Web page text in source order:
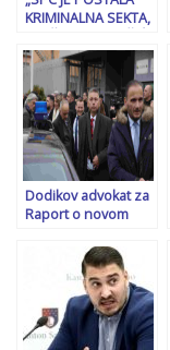
KRIMINALNA SEKTA,
I TEBI…“: Burne
reakcije nakon
istupa Milorada
Dodika…
Dodikov advokat za
Raport o novom
BiH: Neka predmet
ustupe Tužilaštvu